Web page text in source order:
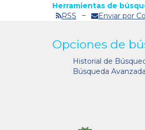
Herramientas de
RSS
Enviar por
Opciones de
Historial de
Búsqueda Avanzada